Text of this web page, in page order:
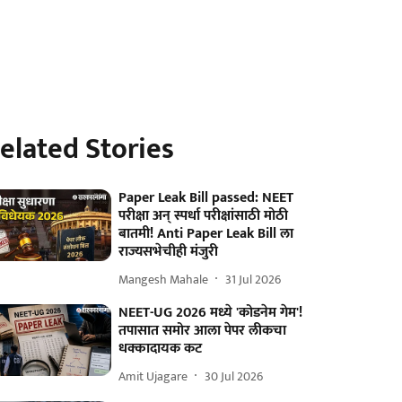
Stories
Paper Leak Bill passed: NEET
परीक्षा अन् स्पर्धा परीक्षांसाठी मोठी
बातमी! Anti Paper Leak Bill ला
राज्यसभेचीही मंजुरी
Mangesh Mahale 31 Jul 2026
NEET-UG 2026 मध्ये 'कोडनेम गेम'!
तपासात समोर आला पेपर लीकचा
धक्कादायक कट
Amit Ujagare 30 Jul 2026